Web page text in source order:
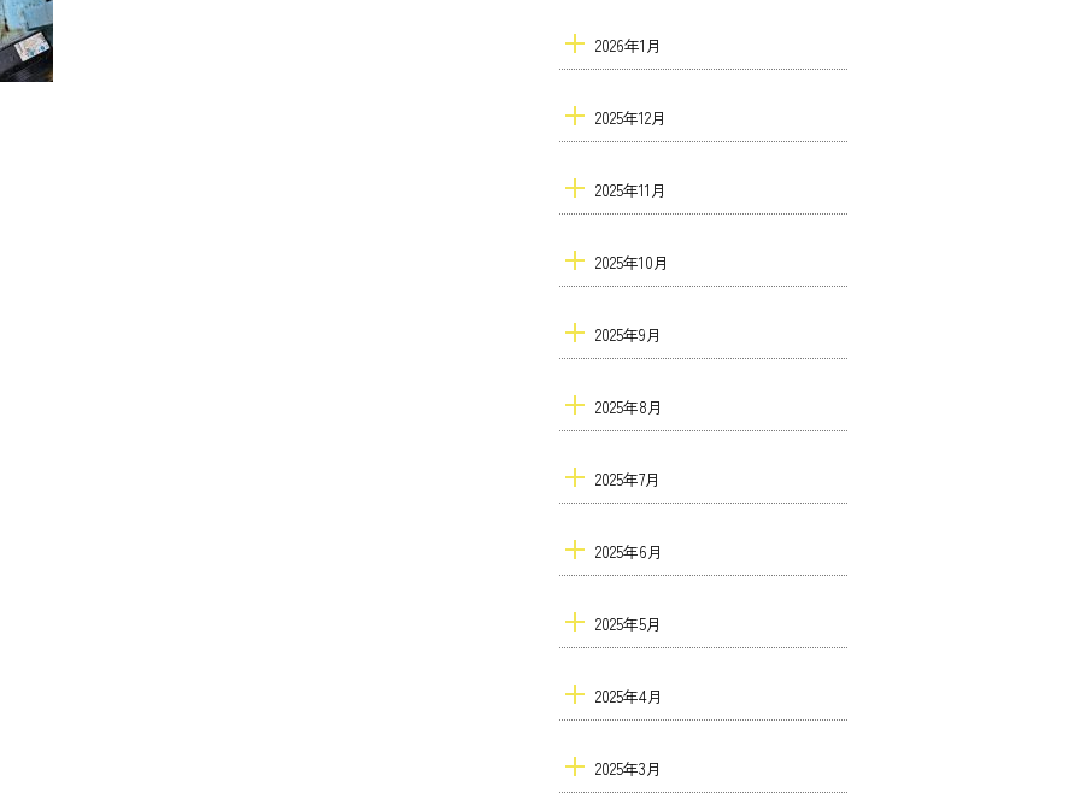
2026年1月
2025年12月
2025年11月
2025年10月
2025年9月
2025年8月
2025年7月
2025年6月
2025年5月
2025年4月
2025年3月